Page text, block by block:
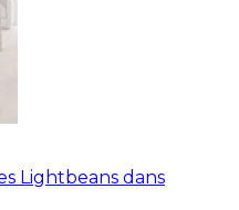
Lightbeans dans